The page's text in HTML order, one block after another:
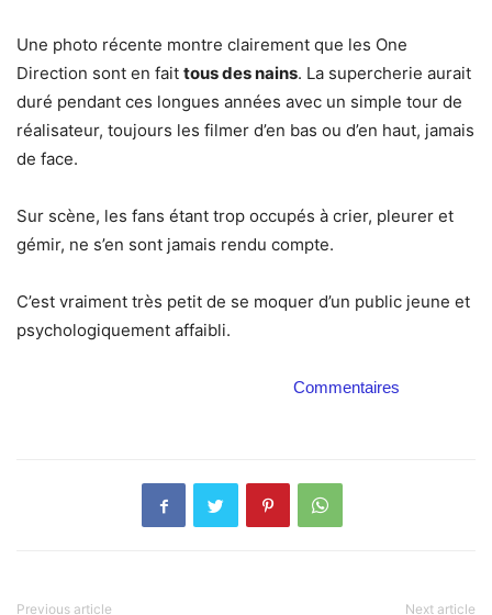
Une photo récente montre clairement que les One
Direction sont en fait tous des nains. La supercherie aurait
duré pendant ces longues années avec un simple tour de
réalisateur, toujours les filmer d’en bas ou d’en haut, jamais
de face.
Sur scène, les fans étant trop occupés à crier, pleurer et
gémir, ne s’en sont jamais rendu compte.
C’est vraiment très petit de se moquer d’un public jeune et
psychologiquement affaibli.
Commentaires
Previous article Next article